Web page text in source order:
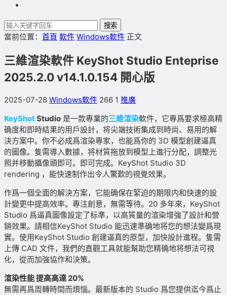
搜索
當前位置： 首頁 軟件 Windows軟件 正文
三維渲染軟件 KeyShot Studio Enteprise
2025.2.0 v14.1.0.154 開心版
2025-07-28 Windows軟件 266 1 推廣
KeyShotStudio 是一款專業的三維渲染軟件，它專爲要求極高精
确度和即時結果的用戶設計，将尖端技術集成到時尚、易用的解
決方案中。你不必成爲渲染專家，也能爲你的 3D 模型創建逼真
的圖像。隻需導入數據，将材質拖放到模型上進行分配，調整光
照并移動攝像頭即可。即可完成。KeyShot Studio 3D
rendering ，能快速制作出令人驚歎的視覺效果。
作爲一個全面的解決方案，它能确保在緊迫的期限内和快速的設
計變更中提高效率。專注創意，無需等待。20 多年來，KeyShot
Studio 爲逼真圖像設定了标準，以高質量的渲染增強了設計和營
銷效果。請相信KeyShot Studio 能迅速準确地将您的想法變爲現
實。使用KeyShot Studio 創建逼真的原型，加快設計進程。隻需
上傳 CAD 文件，我們的直觀工具就能幫助您精确地将想法可視
化，從而加強協作和決策。
渲染性能 提高高達 20%
無需再爲周轉時間而煩惱。最新版本的 Studio 爲您提供迄今爲止